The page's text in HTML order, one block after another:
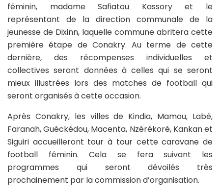
féminin, madame Safiatou Kassory et le
représentant de la direction communale de la
jeunesse de Dixinn, laquelle commune abritera cette
première étape de Conakry. Au terme de cette
dernière, des récompenses individuelles et
collectives seront données à celles qui se seront
mieux illustrées lors des matches de football qui
seront organisés à cette occasion.
Après Conakry, les villes de Kindia, Mamou, Labé,
Faranah, Guéckédou, Macenta, Nzérékoré, Kankan et
Siguiri accueilleront tour à tour cette caravane de
football féminin. Cela se fera suivant les
programmes qui seront dévoilés très
prochainement par la commission d’organisation.